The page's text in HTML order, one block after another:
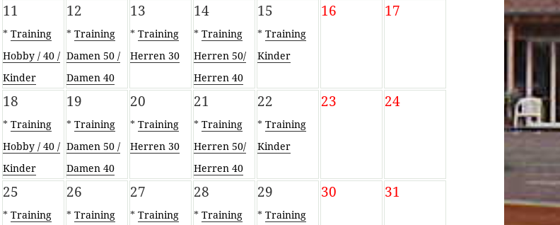
11
*Training
Hobby / 40 /
Kinder
12
*Training
Damen 50 /
Damen 40
13
*Training
Herren 30
14
*Training
Herren 50/
Herren 40
15
*Training
Kinder
16 17
18
*Training
Hobby / 40 /
Kinder
19
*Training
Damen 50 /
Damen 40
20
*Training
Herren 30
21
*Training
Herren 50/
Herren 40
22
*Training
Kinder
23 24
25
*Training
26
*Training
27
*Training
28
*Training
29
*Training
30 31